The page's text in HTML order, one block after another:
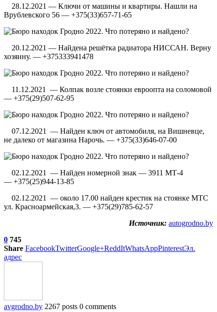
28.12.2021 — Ключи от машины и квартиры. Нашли на
Врублевского 56 — +375(33)657-71-65
20.12.2021 — Найдена решётка радиатора НИССАН. Верну
хозяину. — +375333941478
11.12.2021 — Колпак возле стоянки евроопта на соломовой
— +375(29)507-62-95
07.12.2021 — Найден ключ от автомобиля, на Вишневце,
не далеко от магазина Нарочь. — +375(33)646-07-00
02.12.2021 — Найден номерной знак — 3911 МТ-4
— +375(25)944-13-85
02.12.2021 — около 17.00 найден крестик на стоянке МТС
ул. Красноармейская,3. — +375(29)785-62-57
Источник: autogrodno.by
0 745
Share FacebookTwitterGoogle+ReddItWhatsAppPinterestЭл.
адрес
avgrodno.by 2267 posts 0 comments